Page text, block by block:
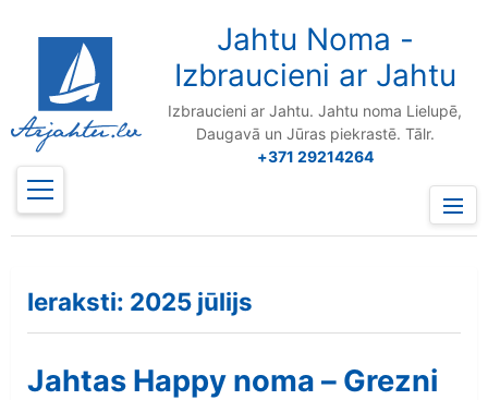
Jahtu Noma -
Izbraucieni ar Jahtu
Izbraucieni ar Jahtu. Jahtu noma Lielupē,
Daugavā un Jūras piekrastē. Tālr.
+371 29214264
Menu
Ieraksti: 2025 jūlijs
Jahtas Happy noma – Grezni